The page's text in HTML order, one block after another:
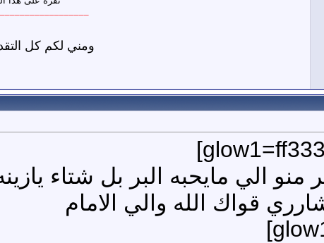
ومني لكم كل
منو الي مايحبه البر بل شتاء
قواك الله والي الامام